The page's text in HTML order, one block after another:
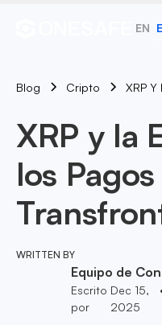
EN
Blog Cripto
XRP y la
los Pagos
WRITTEN BY
Equipo de
Escrito
por
Dec 15,
2025